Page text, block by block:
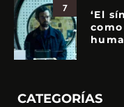
7
‘El
CATEGORÍAS